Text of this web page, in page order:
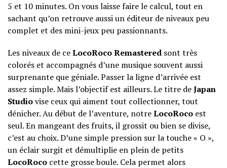
5 et 10 minutes. On vous laisse faire le calcul, tout en
sachant qu’on retrouve aussi un éditeur de niveaux peu
complet et des mini-jeux peu passionnants.
Les niveaux de ceLocoRoco Remastered sont très
colorés et accompagnés d’une musique souvent aussi
surprenante que géniale. Passer la ligne d’arrivée est
assez simple. Mais l’objectif est ailleurs. Le titre deJapan
Studiovise ceux qui aiment tout collectionner, tout
dénicher. Au début de l’aventure, notreLocoRoco est
seul. En mangeant des fruits, il grossit ou bien se divise,
c’est au choix. D’une simple pression sur la touche « O »,
un éclair surgit et démultiplie en plein de petits
LocoRoco cette grosse boule. Cela permet alors